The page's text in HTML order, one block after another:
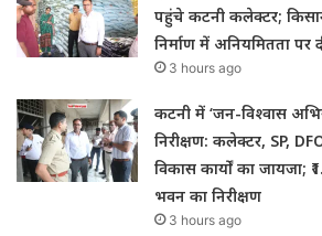
पहुंचे कटनी कलेक्टर;
निर्माण में अनियमितता पर
3 hours ago
कटनी में ‘जन-विश्वास
निरीक्षण: कलेक्टर, SP,
विकास कार्यों का जायजा;
भवन का निरीक्षण
3 hours ago